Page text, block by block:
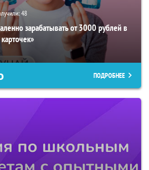
48
зарабатывать от 3000 рублей в
ПОДРОБНЕЕ